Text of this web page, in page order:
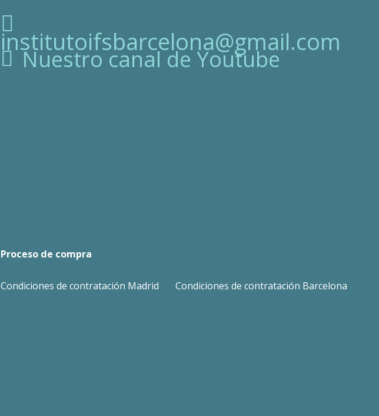
institutoifsbarcelona@gmail.com
Nuestro canal de Youtube
Proceso de compra
Condiciones de contratación Madrid Condiciones de contratación Barcelona